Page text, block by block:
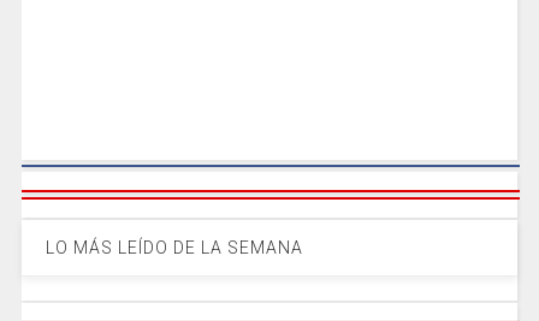
LO MÁS LEÍDO DE LA SEMANA